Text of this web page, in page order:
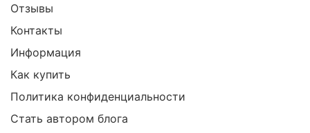
Отзывы
Контакты
Информация
Как купить
Политика конфиденциальности
Стать автором блога